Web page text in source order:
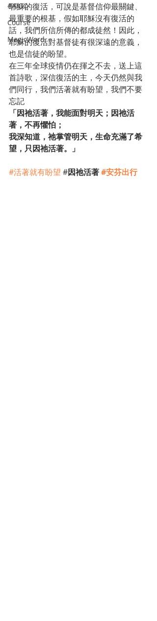
#AIGC
Course
MagicWord
耶穌的復活，可說是基督信仰最關鍵、
最重要的根基，假如耶穌沒有復活的
話，我們所信所傳的都成徒然！因此，
耶穌的復活對基督徒有很深遠的意義，
也是信徒的盼望。
在三年全球疫情仍在揮之不去，送上這
首詩歌，深信復活的主，今天仍然與我
們同行，我們活著就有盼望，我們不要
忘記
「因祂活著，我能面對明天；因祂活
著，不再懼怕；
我深知道，祂掌管明天，生命充滿了希
望，只因祂活著。」
#活著就有盼望 #因祂活著 #安芬出行